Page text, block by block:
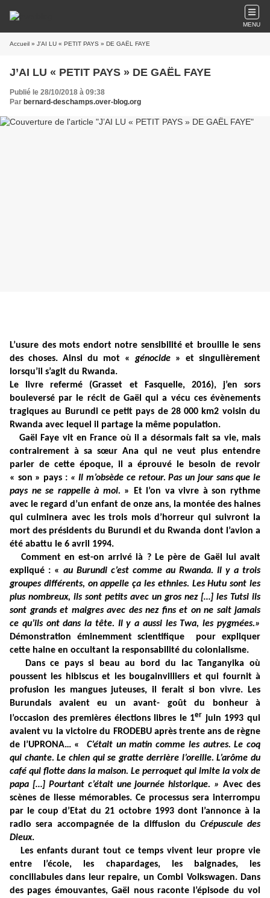
MENU
Accueil » J’AI LU « PETIT PAYS » DE GAËL FAYE
J’AI LU « PETIT PAYS » DE GAËL FAYE
Publié le 28/10/2018 à 09:38
Par bernard-deschamps.over-blog.org
L’usure des mots endort notre sensibilité et brouille le sens
des choses. Ainsi du mot « génocide » et singulièrement
lorsqu’il s’agit du Rwanda.
Le livre refermé (Grasset et Fasquelle, 2016), j’en sors
bouleversé par le récit de Gaël qui a vécu ces évènements
tragiques au Burundi ce petit pays de 28 000 km2 voisin du
Rwanda avec lequel il partage la même population.
Gaël Faye vit en France où il a désormais fait sa vie, mais
contrairement à sa sœur Ana qui ne veut plus entendre
parler de cette époque, il a éprouvé le besoin de revoir
« son » pays : « Il m’obsède ce retour. Pas un jour sans que le
pays ne se rappelle à moi. » Et l’on va vivre à son rythme
avec le regard d’un enfant de onze ans, la montée des haines
qui culminera avec les trois mois d’horreur qui suivront la
mort des présidents du Burundi et du Rwanda dont l’avion a
été abattu le 6 avril 1994.
Comment en est-on arrivé là ? Le père de Gaël lui avait
expliqué : « au Burundi c’est comme au Rwanda. Il y a trois
groupes différents, on appelle ça les ethnies. Les Hutu sont les
plus nombreux, ils sont petits avec un gros nez […] les Tutsi ils
sont grands et maigres avec des nez fins et on ne sait jamais
ce qu’ils ont dans la tête. Il y a aussi les Twa, les pygmées.»
Démonstration éminemment scientifique pour expliquer
cette haine en occultant la responsabilité du colonialisme.
Dans ce pays si beau au bord du lac Tanganyika où
poussent les hibiscus et les bougainvilliers et qui fournit à
profusion les mangues juteuses, il ferait si bon vivre. Les
Burundais avaient eu un avant- goût du bonheur à
l’occasion des premières élections libres le 1er juin 1993 qui
avaient vu la victoire du FRODEBU après trente ans de règne
de l’UPRONA… « C’était un matin comme les autres. Le coq
qui chante. Le chien qui se gratte derrière l’oreille. L’arôme du
café qui flotte dans la maison. Le perroquet qui imite la voix de
papa […] Pourtant c’était une journée historique. »Avec des
scènes de liesse mémorables. Ce processus sera interrompu
par le coup d’Etat du 21 octobre 1993 dont l’annonce à la
radio sera accompagnée de la diffusion du Crépuscule des
Dieux.
Les enfants durant tout ce temps vivent leur propre vie
entre l’école, les chapardages, les baignades, les
conciliabules dans leur repaire, un Combi Volkswagen. Dans
des pages émouvantes, Gaël nous raconte l’épisode du vol